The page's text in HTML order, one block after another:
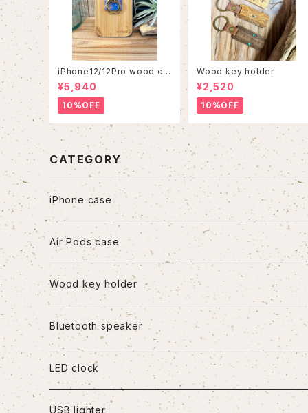
iPhone12/12Pro wood ca
se
¥5,940
10%OFF
Wood key holder
¥2,520
10%OFF
CATEGORY
iPhone case
iPhone7/8/SE2
iPhone8Plus
iPhoneX/XS
iPhoneXR
iPhoneXS Max
Air Pods case
Wood key holder
Bluetooth speaker
LED clock
USB lighter